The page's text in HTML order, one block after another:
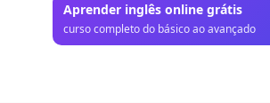
Aprender inglês online grátis
curso completo do básico ao avançado